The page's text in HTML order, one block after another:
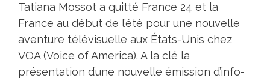
Tatiana Mossot a quitté France 24 et la
France au début de l’été pour une nouvelle
aventure télévisuelle aux États-Unis chez
VOA (Voice of America). A la clé la
présentation d’une nouvelle émission d’info-